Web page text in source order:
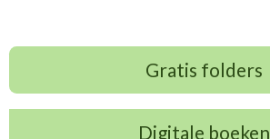
Gratis folders
Digitale boeken